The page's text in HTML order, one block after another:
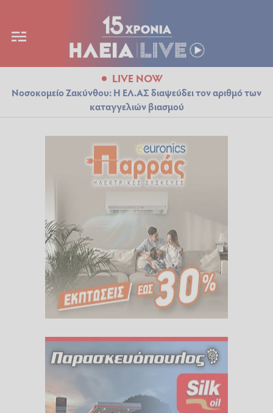
LIVE NOW
Νοσοκομείο Ζακύνθου: Η ΕΛ.ΑΣ διαψεύδει τον αριθμό των
καταγγελιών βιασμού